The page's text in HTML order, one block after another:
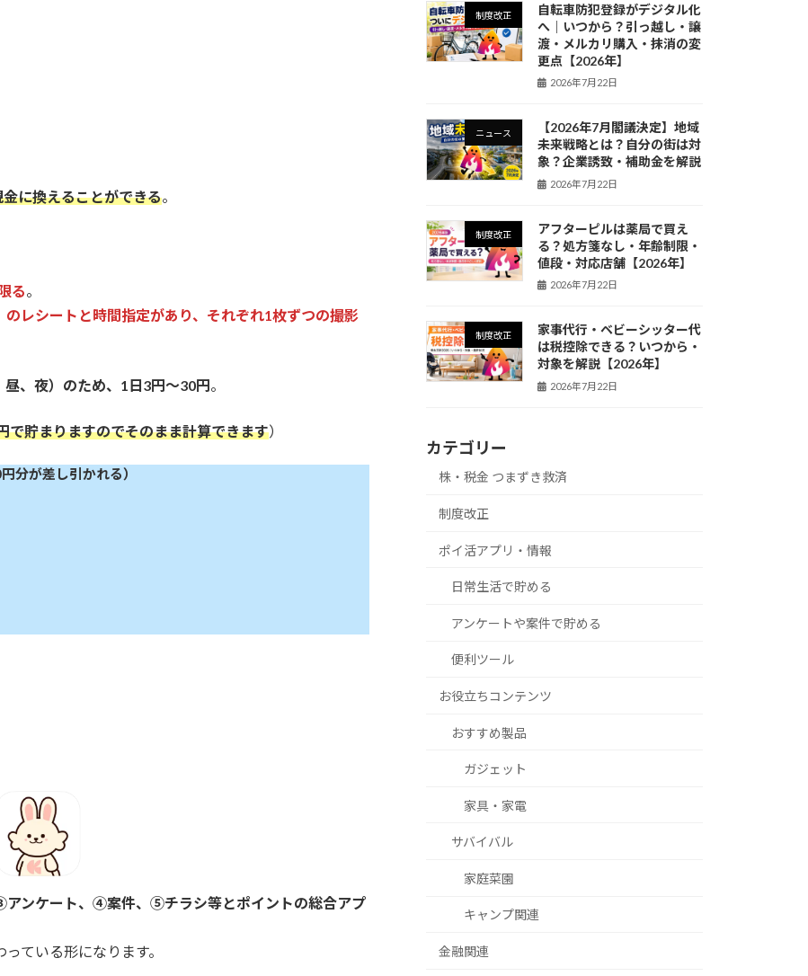
に換えることができる。
る。
レシートと時間指定があり、それぞれ1枚ずつの撮影
、夜）のため、1日3円～30円 。
で貯まりますのでそのまま計算できます）
分が差し引かれる）
ンケート、④案件、⑤チラシ等とポイントの総合アプ
ている形になります。
制度改正
自転車防犯登録がデジタル化
へ｜いつから？引っ越し・譲
渡・メルカリ購入・抹消の変
更点【2026年】
2026年7月22日
ニュース
【2026年7月閣議決定】地域
未来戦略とは？自分の街は対
象？企業誘致・補助金を解説
2026年7月22日
制度改正
アフターピルは薬局で買え
る？処方箋なし・年齢制限・
値段・対応店舗【2026年】
2026年7月22日
制度改正
家事代行・ベビーシッター代
は税控除できる？いつから・
対象を解説【2026年】
2026年7月22日
カテゴリー
株・税金 つまずき救済
制度改正
ポイ活アプリ・情報
日常生活で貯める
アンケートや案件で貯める
便利ツール
お役立ちコンテンツ
おすすめ製品
ガジェット
家具・家電
サバイバル
家庭菜園
キャンプ関連
金融関連